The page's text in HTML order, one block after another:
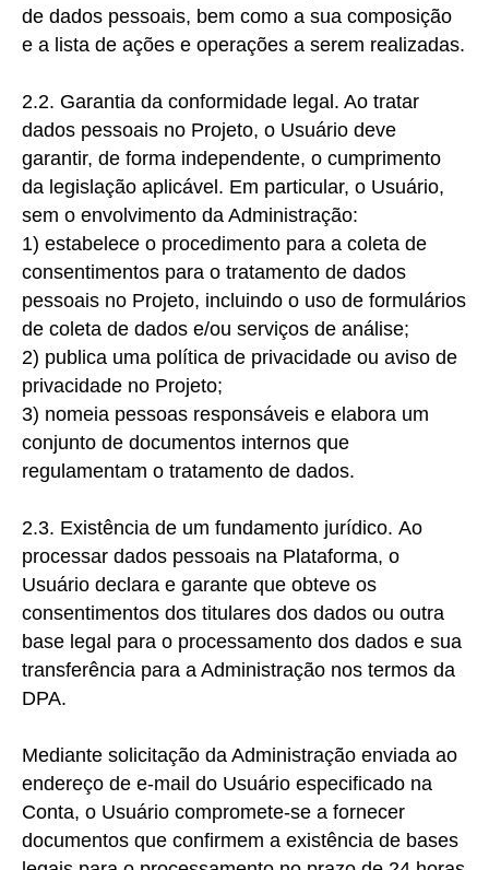
de dados pessoais, bem como a sua composição
e a lista de ações e operações a serem realizadas.
2.2. Garantia da conformidade legal. Ao tratar
dados pessoais no Projeto, o Usuário deve
garantir, de forma independente, o cumprimento
da legislação aplicável. Em particular, o Usuário,
sem o envolvimento da Administração:
1) estabelece o procedimento para a coleta de
consentimentos para o tratamento de dados
pessoais no Projeto, incluindo o uso de formulários
de coleta de dados e/ou serviços de análise;
2) publica uma política de privacidade ou aviso de
privacidade no Projeto;
3) nomeia pessoas responsáveis e elabora um
conjunto de documentos internos que
regulamentam o tratamento de dados.
2.3. Existência de um fundamento jurídico. Ao
processar dados pessoais na Plataforma, o
Usuário declara e garante que obteve os
consentimentos dos titulares dos dados ou outra
base legal para o processamento dos dados e sua
transferência para a Administração nos termos da
DPA.
Mediante solicitação da Administração enviada ao
endereço de e-mail do Usuário especificado na
Conta, o Usuário compromete-se a fornecer
documentos que confirmem a existência de bases